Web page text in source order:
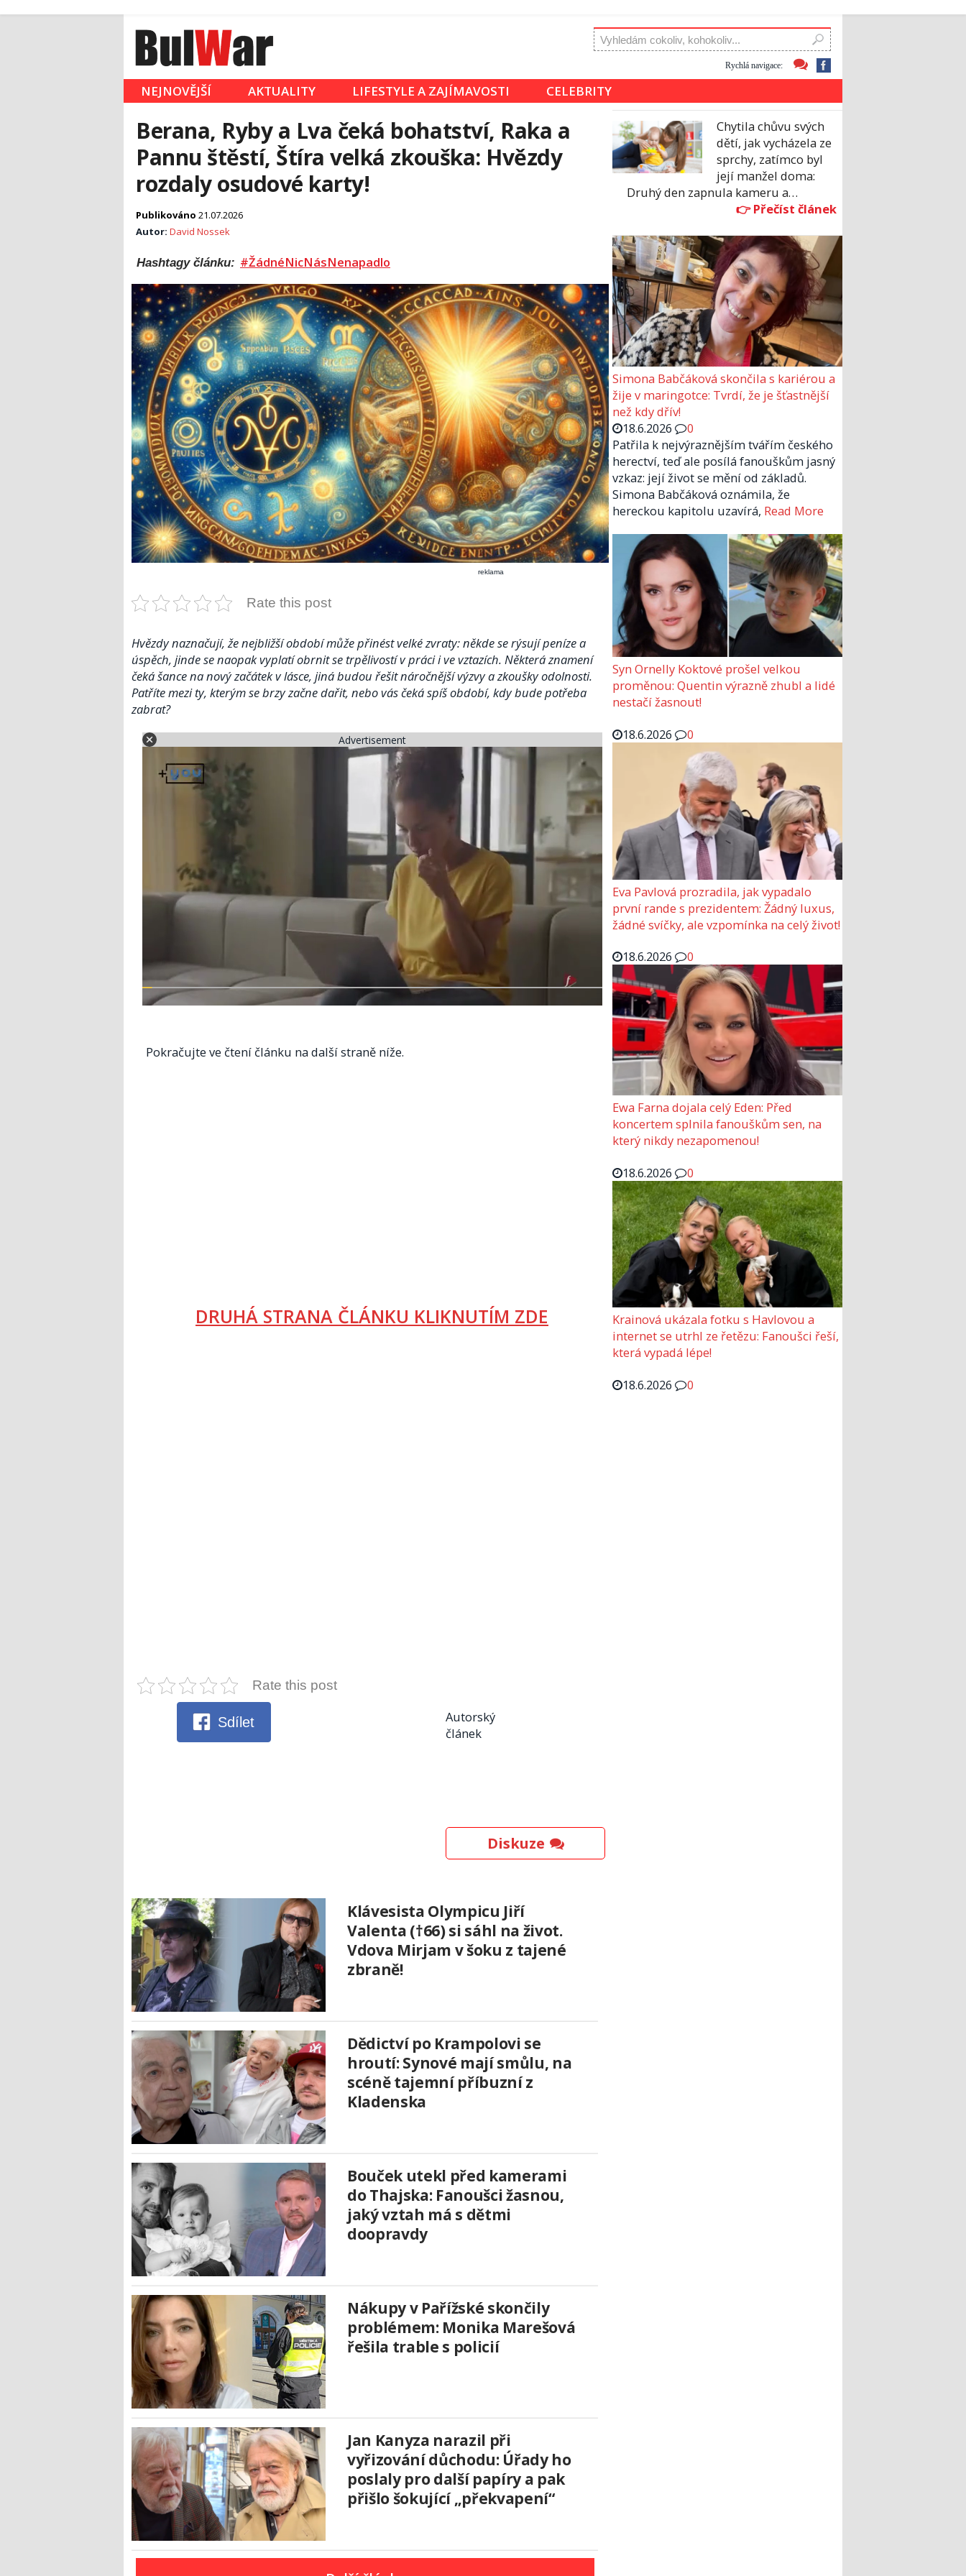
Rychlá navigace:
NEJNOVĚJŠÍ AKTUALITY LIFESTYLE A ZAJÍMAVOSTI CELEBRITY
Berana, Ryby a Lva čeká bohatství, Raka a
Pannu štěstí, Štíra velká zkouška: Hvězdy
rozdaly osudové karty!
Publikováno 21.07.2026
Autor: David Nossek
Hashtagy článku: #ŽádnéNicNásNenapadlo
reklama
Rate this post
Hvězdy naznačují, že nejbližší období může přinést velké zvraty: někde se rýsují peníze a
úspěch, jinde se naopak vyplatí obrnit se trpělivostí v práci i ve vztazích. Některá znamení
čeká šance na nový začátek v lásce, jiná budou řešit náročnější výzvy a zkoušky odolnosti.
Patříte mezi ty, kterým se brzy začne dařit, nebo vás čeká spíš období, kdy bude potřeba
zabrat?
Advertisement
Pokračujte ve čtení článku na další straně níže.
DRUHÁ STRANA ČLÁNKU KLIKNUTÍM ZDE
Rate this post
Sdílet
Autorský
článek
Diskuze
Klávesista Olympicu Jiří
Valenta (†66) si sáhl na život.
Vdova Mirjam v šoku z tajené
zbraně!
Dědictví po Krampolovi se
hroutí: Synové mají smůlu, na
scéně tajemní příbuzní z
Kladenska
Bouček utekl před kamerami
do Thajska: Fanoušci žasnou,
jaký vztah má s dětmi
doopravdy
Nákupy v Pařížské skončily
problémem: Monika Marešová
řešila trable s policií
Jan Kanyza narazil při
vyřizování důchodu: Úřady ho
poslaly pro další papíry a pak
přišlo šokující „překvapení“
Chytila chůvu svých
dětí, jak vycházela ze
sprchy, zatímco byl
její manžel doma:
Druhý den zapnula kameru a…
Simona Babčáková skončila s kariérou a
žije v maringotce: Tvrdí, že je šťastnější
než kdy dřív!
18.6.2026
0
Patřila k nejvýraznějším tvářím českého
herectví, teď ale posílá fanouškům jasný
vzkaz: její život se mění od základů.
Simona Babčáková oznámila, že
hereckou kapitolu uzavírá, Read More
Syn Ornelly Koktové prošel velkou
proměnou: Quentin výrazně zhubl a lidé
nestačí žasnout!
18.6.2026
0
Eva Pavlová prozradila, jak vypadalo
první rande s prezidentem: Žádný luxus,
žádné svíčky, ale vzpomínka na celý život!
18.6.2026
0
Ewa Farna dojala celý Eden: Před
koncertem splnila fanouškům sen, na
který nikdy nezapomenou!
18.6.2026
0
Krainová ukázala fotku s Havlovou a
internet se utrhl ze řetězu: Fanoušci řeší,
která vypadá lépe!
18.6.2026
0